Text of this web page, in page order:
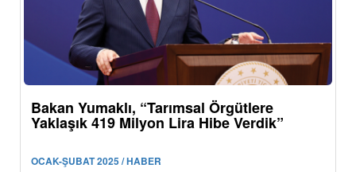
Bakan Yumaklı, “Tarımsal Örgütlere
Yaklaşık 419 Milyon Lira Hibe Verdik”
OCAK-ŞUBAT 2025 / HABER